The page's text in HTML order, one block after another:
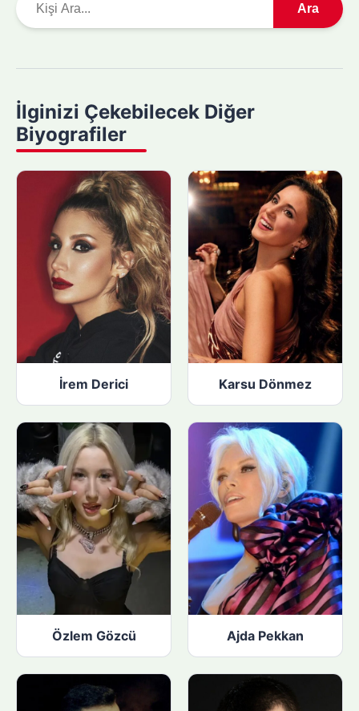
r
y
a
p
n
Ara
İlginizi Çekebilecek Diğer
Biyografiler
İrem Derici Karsu Dönmez
Özlem Gözcü Ajda Pekkan